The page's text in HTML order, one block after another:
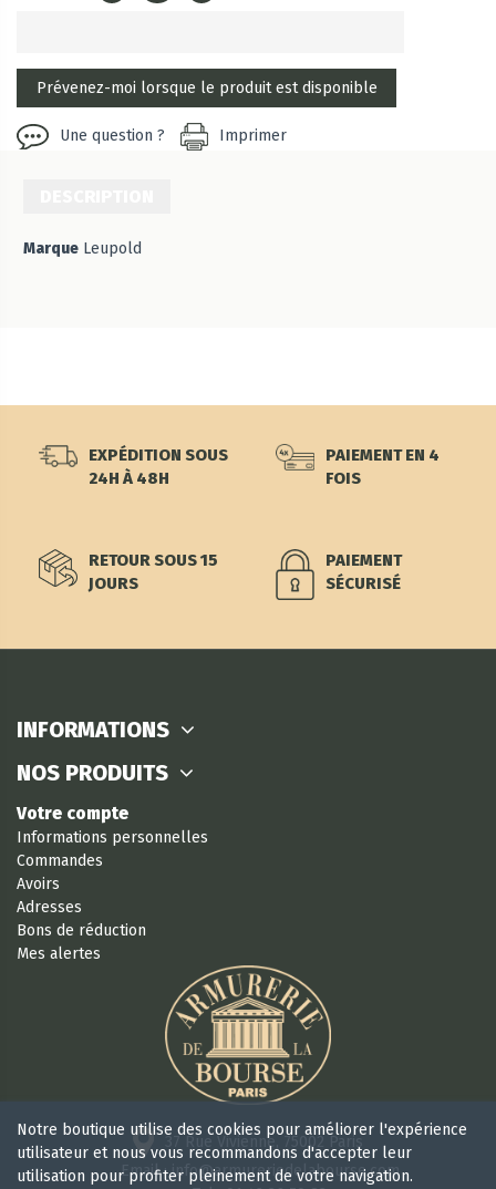
Une question ? Imprimer
Marque Leupold
EXPÉDITION SOUS
24H À 48H
PAIEMENT EN 4
FOIS
RETOUR SOUS 15
JOURS
PAIEMENT
SÉCURISÉ
INFORMATIONS
NOS PRODUITS
Votre compte
Informations personnelles
Commandes
Avoirs
Adresses
Bons de réduction
Mes alertes
37 Rue Vivienne, 75002 Paris
Email : info@armureriedelabourse.com
Notre boutique utilise des cookies pour améliorer l'expérience
utilisateur et nous vous recommandons d'accepter leur
utilisation pour profiter pleinement de votre navigation.